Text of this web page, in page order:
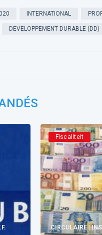
INTERNATIONAL
DEVELOPPEMENT DURABLE (DD)
Fiscaliteit
CIRCULAIRE |